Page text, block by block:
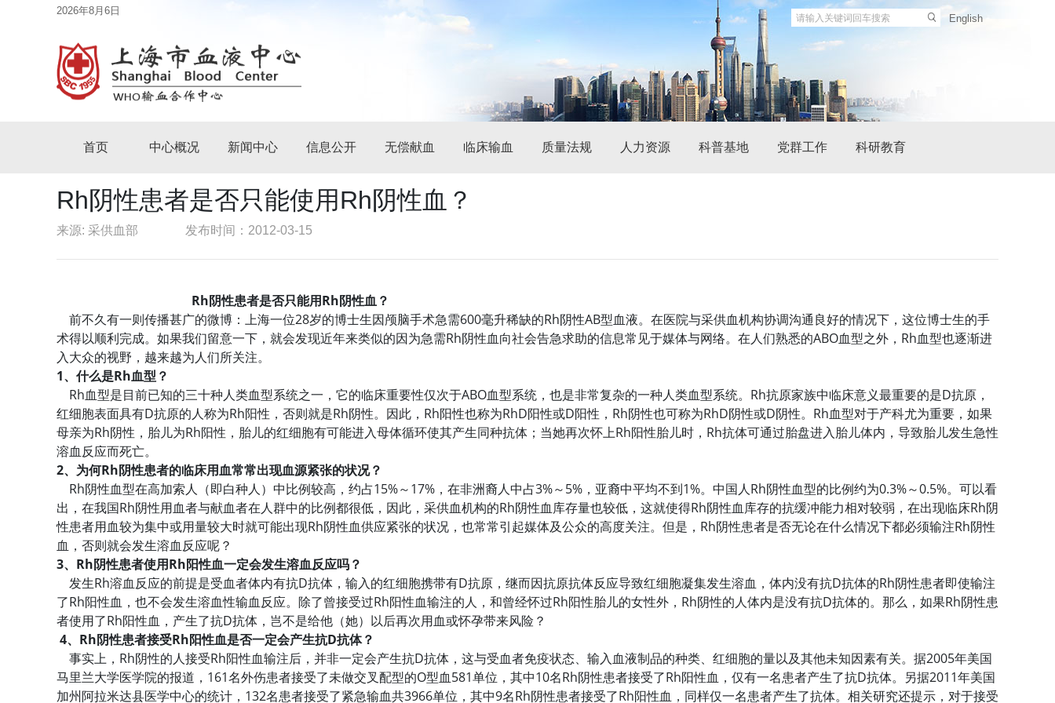
2026年8月6日
English
首页 中心概况 新闻中心 信息公开 无偿献血 临床输血 质量法规 人力资源 科普基地 党群工作 科研教育
Rh阴性患者是否只能使用Rh阴性血？
来源: 采供血部 发布时间：2012-03-15
Rh阴性患者是否只能用Rh阴性血？
前不久有一则传播甚广的微博：上海一位28岁的博士生因颅脑手术急需600毫升稀缺的Rh阴性AB型血液。在医院与采供血机构协调沟通良好的情况下，这位博士生的手
术得以顺利完成。如果我们留意一下，就会发现近年来类似的因为急需Rh阴性血向社会告急求助的信息常见于媒体与网络。在人们熟悉的ABO血型之外，Rh血型也逐渐进
入大众的视野，越来越为人们所关注。
1、什么是Rh血型？
Rh血型是目前已知的三十种人类血型系统之一，它的临床重要性仅次于ABO血型系统，也是非常复杂的一种人类血型系统。Rh抗原家族中临床意义最重要的是D抗原，
红细胞表面具有D抗原的人称为Rh阳性，否则就是Rh阴性。因此，Rh阳性也称为RhD阳性或D阳性，Rh阴性也可称为RhD阴性或D阴性。Rh血型对于产科尤为重要，如果
母亲为Rh阴性，胎儿为Rh阳性，胎儿的红细胞有可能进入母体循环使其产生同种抗体；当她再次怀上Rh阳性胎儿时，Rh抗体可通过胎盘进入胎儿体内，导致胎儿发生急性
溶血反应而死亡。
2、为何Rh阴性患者的临床用血常常出现血源紧张的状况？
Rh阴性血型在高加索人（即白种人）中比例较高，约占15%～17%，在非洲裔人中占3%～5%，亚裔中平均不到1%。中国人Rh阴性血型的比例约为0.3%～0.5%。可以看
出，在我国Rh阴性用血者与献血者在人群中的比例都很低，因此，采供血机构的Rh阴性血库存量也较低，这就使得Rh阴性血库存的抗缓冲能力相对较弱，在出现临床Rh阴
性患者用血较为集中或用量较大时就可能出现Rh阴性血供应紧张的状况，也常常引起媒体及公众的高度关注。但是，Rh阴性患者是否无论在什么情况下都必须输注Rh阴性
血，否则就会发生溶血反应呢？
3、Rh阴性患者使用Rh阳性血一定会发生溶血反应吗？
发生Rh溶血反应的前提是受血者体内有抗D抗体，输入的红细胞携带有D抗原，继而因抗原抗体反应导致红细胞凝集发生溶血，体内没有抗D抗体的Rh阴性患者即使输注
了Rh阳性血，也不会发生溶血性输血反应。除了曾接受过Rh阳性血输注的人，和曾经怀过Rh阳性胎儿的女性外，Rh阴性的人体内是没有抗D抗体的。那么，如果Rh阴性患
者使用了Rh阳性血，产生了抗D抗体，岂不是给他（她）以后再次用血或怀孕带来风险？
4、Rh阴性患者接受Rh阳性血是否一定会产生抗D抗体？
事实上，Rh阴性的人接受Rh阳性血输注后，并非一定会产生抗D抗体，这与受血者免疫状态、输入血液制品的种类、红细胞的量以及其他未知因素有关。据2005年美国
马里兰大学医学院的报道，161名外伤患者接受了未做交叉配型的O型血581单位，其中10名Rh阴性患者接受了Rh阳性血，仅有一名患者产生了抗D抗体。另据2011年美国
加州阿拉米达县医学中心的统计，132名患者接受了紧急输血共3966单位，其中9名Rh阴性患者接受了Rh阳性血，同样仅一名患者产生了抗体。相关研究还提示，对于接受